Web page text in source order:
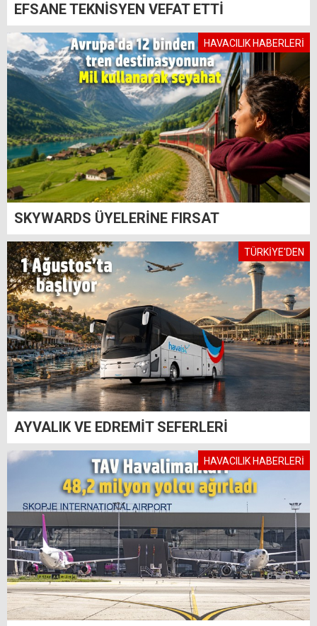
EFSANE TEKNİSYEN VEFAT ETTİ
HAVACILIK HABERLERİ
SKYWARDS ÜYELERİNE FIRSAT
TÜRKİYE'DEN
AYVALIK VE EDREMİT SEFERLERİ
HAVACILIK HABERLERİ